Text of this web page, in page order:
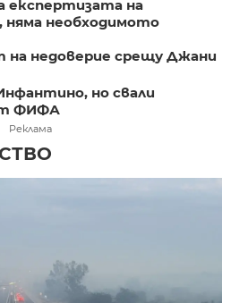
експертизата на
няма необходимото
недоверие срещу Джани
но свали
ФИФА
Реклама